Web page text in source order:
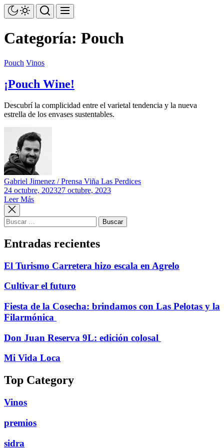
Saltar
al
Categoría: Pouch
Pouch Vinos
¡Pouch Wine!
Descubrí la complicidad entre el varietal tendencia y la nueva
estrella de los envases sustentables.
Gabriel Jimenez / Prensa Viña Las Perdices
24 octubre, 202327 octubre, 2023
Leer Más
Buscar:
Entradas recientes
El Turismo Carretera hizo escala en Agrelo
Cultivar el futuro
Fiesta de la Cosecha: brindamos con Las Pelotas y la
Filarmónica
Don Juan Reserva 9L: edición colosal
Mi Vida Loca
Top Category
Vinos
premios
sidra